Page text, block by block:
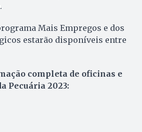
Mais Empregos e dos
estarão disponíveis entre
completa de oficinas e
Pecuária 2023: